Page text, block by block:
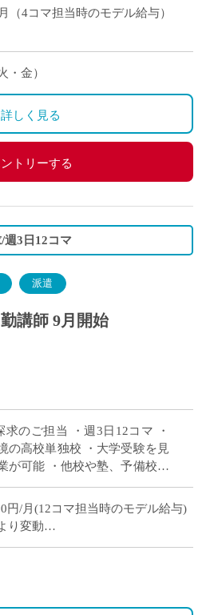
（4コマ担当時のモデル給与）
・金）
詳しく見る
トリーする
週3日12コマ
派遣
講師 9月開始
求のご担当 ・週3日12コマ ・
の高校単独校 ・大学受験を見
が可能 ・他校や塾、予備校と
円/月(12コマ担当時のモデル給与)
り変動